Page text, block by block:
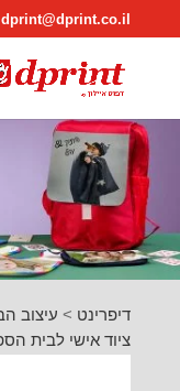
dprint@dprint.co.il
דיפרינט > עיצוב
ציוד אישי לבית